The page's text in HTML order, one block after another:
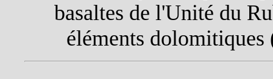
basaltes de l'Unité du
éléments dolomitiques